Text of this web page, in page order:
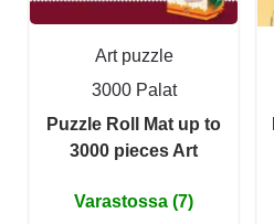
Art puzzle
3000 Palat
Puzzle Roll Mat up to
3000 pieces Art
Varastossa (7)